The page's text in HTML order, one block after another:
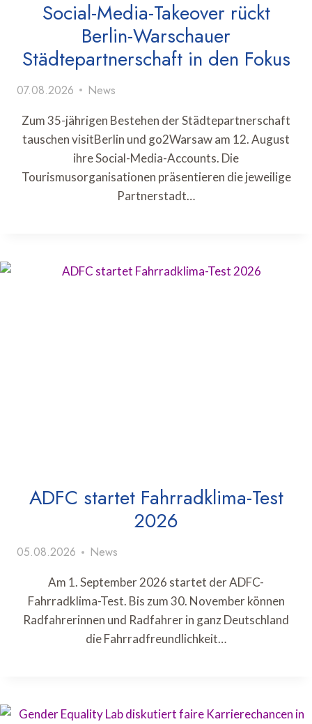
Social-Media-Takeover rückt
Berlin-Warschauer
Städtepartnerschaft in den Fokus
07.08.2026 News
Zum 35-jährigen Bestehen der Städtepartnerschaft
tauschen visitBerlin und go2Warsaw am 12. August
ihre Social-Media-Accounts. Die
Tourismusorganisationen präsentieren die jeweilige
Partnerstadt…
ADFC startet Fahrradklima-Test
2026
05.08.2026 News
Am 1. September 2026 startet der ADFC-
Fahrradklima-Test. Bis zum 30. November können
Radfahrerinnen und Radfahrer in ganz Deutschland
die Fahrradfreundlichkeit…